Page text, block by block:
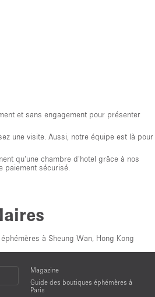
et sans engagement pour présenter
une visite. Aussi, notre équipe est là pour
qu'une chambre d'hotel grâce à nos
paiement sécurisé.
à Sheung Wan, Hong Kong
Magazine
Guide des boutiques éphémères à
Paris